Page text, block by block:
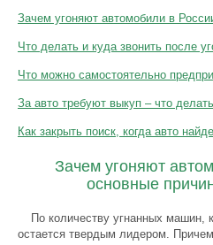
Зачем угоняют автомобили в
Что делать и куда звонить после
Что можно самостоятельно
За авто требуют выкуп – что
Как закрыть поиск, когда авто
Зачем угоняют
основные
По количеству угнанных машин,
остается твердым лидером.